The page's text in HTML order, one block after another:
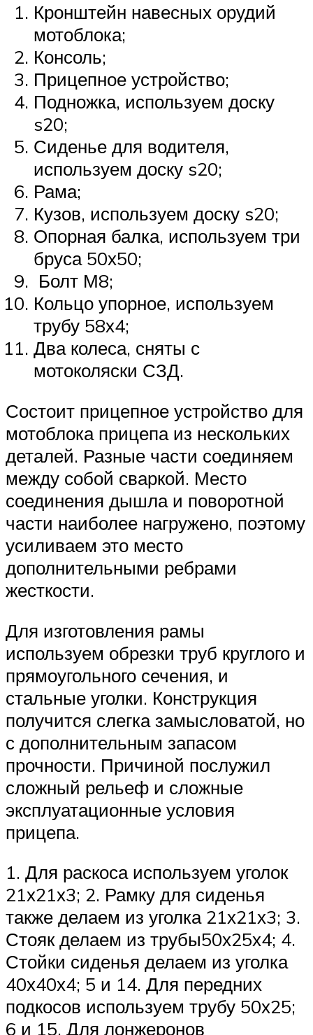
Кронштейн навесных орудий
мотоблока;
Консоль;
Прицепное устройство;
Подножка, используем доску
s20;
Сиденье для водителя,
используем доску s20;
Рама;
Кузов, используем доску s20;
Опорная балка, используем три
бруса 50х50;
Болт М8;
Кольцо упорное, используем
трубу 58х4;
Два колеса, сняты с
мотоколяски СЗД.
Состоит прицепное устройство для
мотоблока прицепа из нескольких
деталей. Разные части соединяем
между собой сваркой. Место
соединения дышла и поворотной
части наиболее нагружено, поэтому
усиливаем это место
дополнительными ребрами
жесткости.
Для изготовления рамы
используем обрезки труб круглого и
прямоугольного сечения, и
стальные уголки. Конструкция
получится слегка замысловатой, но
с дополнительным запасом
прочности. Причиной послужил
сложный рельеф и сложные
эксплуатационные условия
прицепа.
1. Для раскоса используем уголок
21х21х3; 2. Рамку для сиденья
также делаем из уголка 21х21х3; 3.
Стояк делаем из трубы50х25х4; 4.
Стойки сиденья делаем из уголка
40х40х4; 5 и 14. Для передних
подкосов используем трубу 50х25;
6 и 15. Для лонжеронов